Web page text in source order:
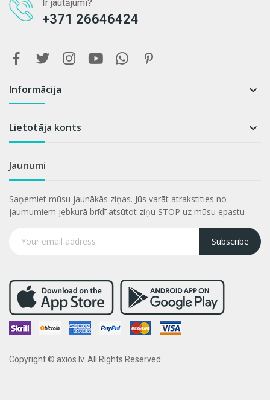
Ir jautājumi?
+371 26646424
Informācija 
Lietotāja konts 
Jaunumi
Saņemiet mūsu jaunākās ziņas. Jūs varāt atrakstities no
jaumumiem jebkurā brīdī atsūtot ziņu STOP uz mūsu epastu
Subscribe
Copyright © axios.lv. All Rights Reserved.